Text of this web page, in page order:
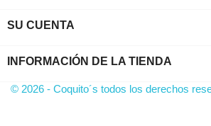
SU CUENTA
INFORMACIÓN DE LA TIENDA
© 2026 - Coquito´s todos los derechos